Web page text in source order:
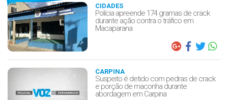
CIDADES
Polícia apreende 174 gramas de crack
durante ação contra o tráfico em
Macaparana
CARPINA
Suspeito é detido com pedras de crack
e porção de maconha durante
abordagem em Carpina